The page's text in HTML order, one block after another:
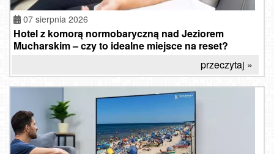
07 sierpnia 2026
Hotel z komorą normobaryczną nad Jeziorem
Mucharskim – czy to idealne miejsce na reset?
przeczytaj »